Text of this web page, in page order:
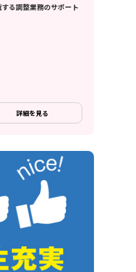
る調整業務のサポート
詳細を見る